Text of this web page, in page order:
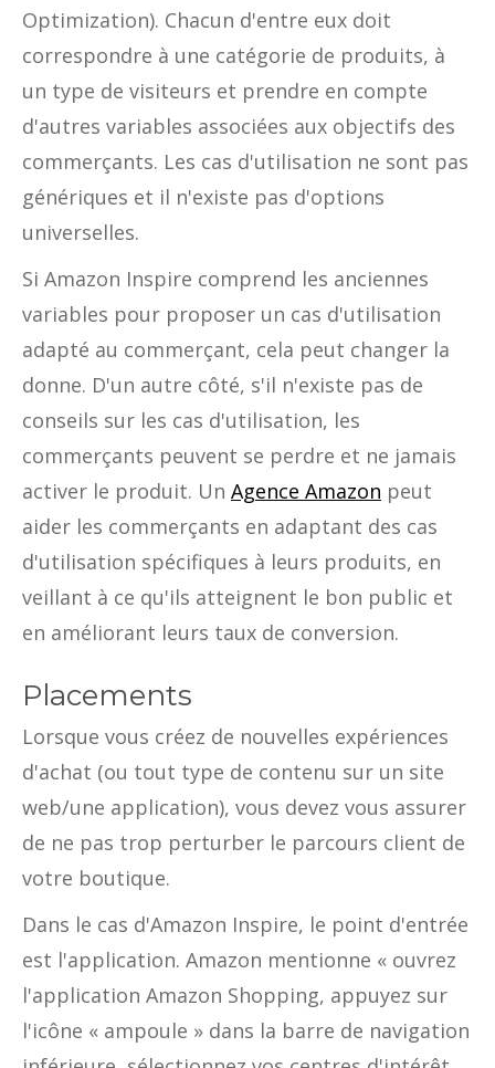
Optimization). Chacun d'entre eux doit
correspondre à une catégorie de produits, à
un type de visiteurs et prendre en compte
d'autres variables associées aux objectifs des
commerçants. Les cas d'utilisation ne sont pas
génériques et il n'existe pas d'options
universelles.
Si Amazon Inspire comprend les anciennes
variables pour proposer un cas d'utilisation
adapté au commerçant, cela peut changer la
donne. D'un autre côté, s'il n'existe pas de
conseils sur les cas d'utilisation, les
commerçants peuvent se perdre et ne jamais
activer le produit. Un Agence Amazon peut
aider les commerçants en adaptant des cas
d'utilisation spécifiques à leurs produits, en
veillant à ce qu'ils atteignent le bon public et
en améliorant leurs taux de conversion.
Placements
Lorsque vous créez de nouvelles expériences
d'achat (ou tout type de contenu sur un site
web/une application), vous devez vous assurer
de ne pas trop perturber le parcours client de
votre boutique.
Dans le cas d'Amazon Inspire, le point d'entrée
est l'application. Amazon mentionne « ouvrez
l'application Amazon Shopping, appuyez sur
l'icône « ampoule » dans la barre de navigation